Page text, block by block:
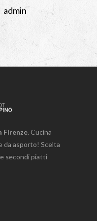
admin
Firenze. Cucina
da asporto! Scelta
secondi piatti